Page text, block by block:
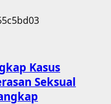
Kasus
Seksual